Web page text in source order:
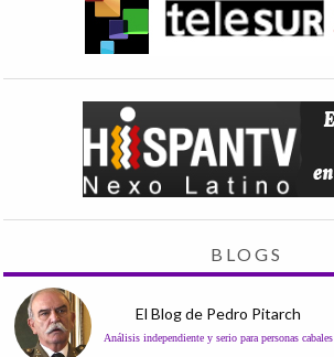
BLOGS
El Blog de Pedro Pitarch
Análisis independiente y serio para personas cabales